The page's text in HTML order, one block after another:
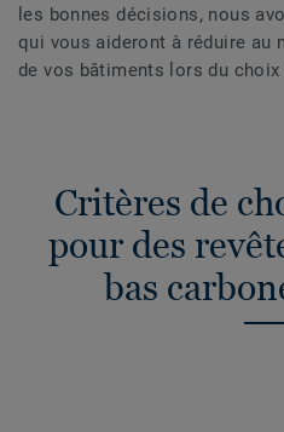
les bonnes décisions, nous
qui vous aideront à réduire au
de vos bâtiments lors du
Critères de
pour des
bas